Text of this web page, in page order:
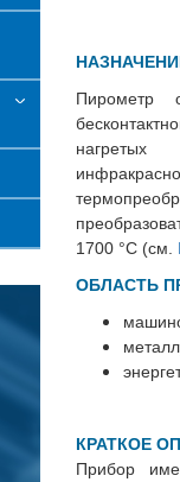
Пирометр
1700 °С (см.
ОБЛАСТЬ
КРАТКОЕ
Прибор